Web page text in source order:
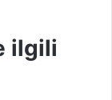
ilgili